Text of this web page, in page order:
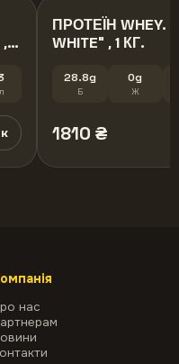
1
ПРОТЕЇН WHEY.
WHITE" , 1 КГ.
28.8g
Б
0g
Ж
1810 ₴
нас